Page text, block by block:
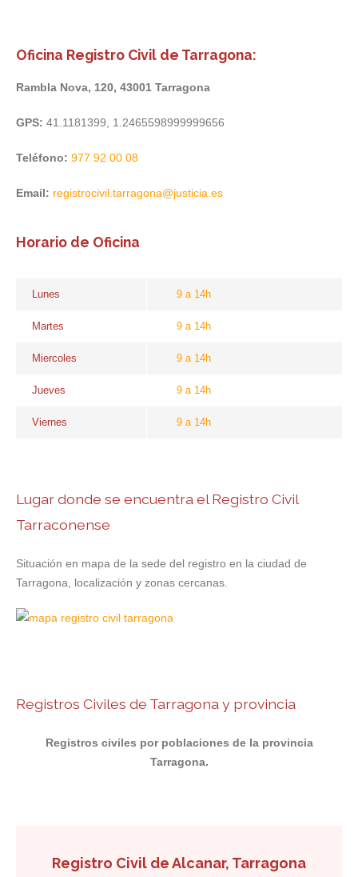
Oficina Registro Civil de Tarragona:
Rambla Nova, 120, 43001 Tarragona
GPS: 41.1181399, 1.2465598999999656
Teléfono: 977 92 00 08
Email: registrocivil.tarragona@justicia.es
Horario de Oficina
Lunes 9 a 14h
Martes 9 a 14h
Miercoles 9 a 14h
Jueves 9 a 14h
Viernes 9 a 14h
Lugar donde se encuentra el Registro Civil
Tarraconense
Situación en mapa de la sede del registro en la ciudad de
Tarragona, localización y zonas cercanas.
Registros Civiles de Tarragona y provincia
Registros civiles por poblaciones de la provincia
Tarragona.
Registro Civil de Alcanar, Tarragona